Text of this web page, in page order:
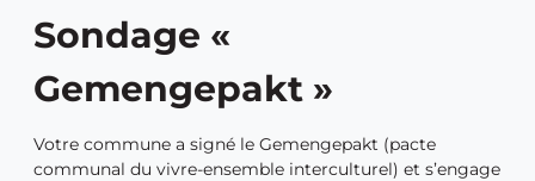
Sondage «
Gemengepakt »
Votre commune a signé le Gemengepakt (pacte
communal du vivre-ensemble interculturel) et s’engage